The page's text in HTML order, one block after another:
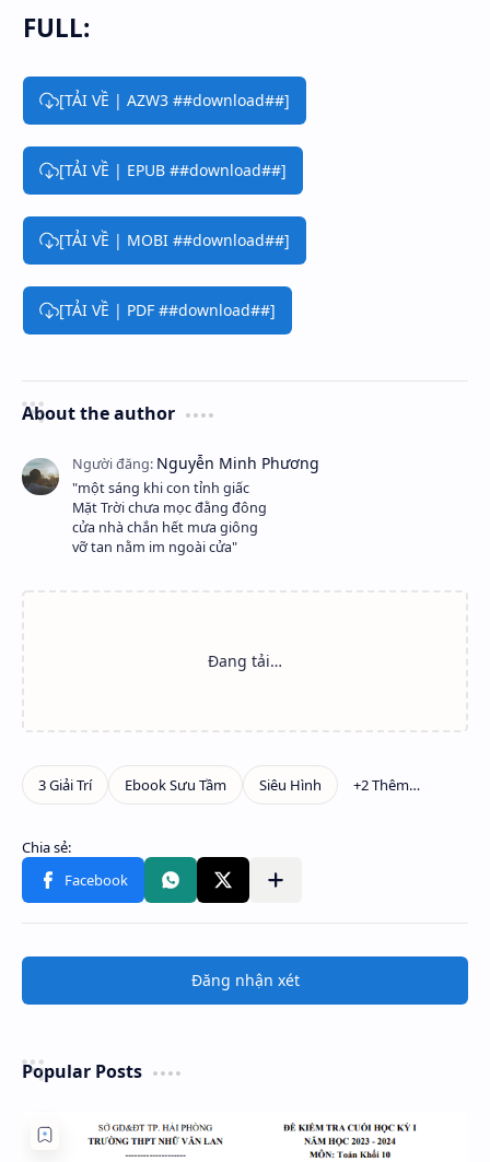
FULL:
[TẢI VỀ | AZW3 ##download##]
[TẢI VỀ | EPUB ##download##]
[TẢI VỀ | MOBI ##download##]
[TẢI VỀ | PDF ##download##]
About the author
"một sáng khi con tỉnh giấc
Mặt Trời chưa mọc đằng đông
cửa nhà chắn hết mưa giông
vỡ tan nằm im ngoài cửa"
Đăng nhận xét
Popular Posts